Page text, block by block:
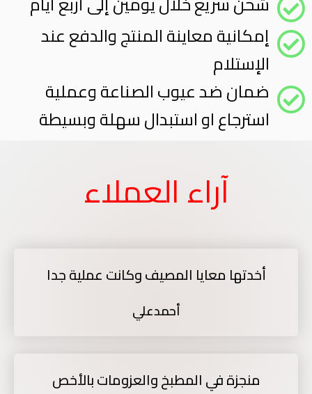
إمكانية معاينة المنتج والدفع عند
الإستلام
ضمان ضد عيوب الصناعة وعملية
استرجاع او استبدال سهلة وبسيطة
آراء العملاء
أخدتها معايا المصيف وكانت عملية جدا
أحمدعلي
منجزة في المطبخ والعزومات بالأخص